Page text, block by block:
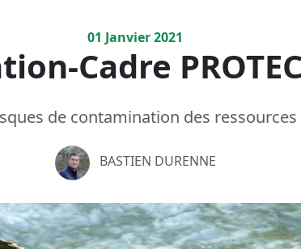
01 Janvier2021
Cadre
de contamination des
BASTIEN DURENNE